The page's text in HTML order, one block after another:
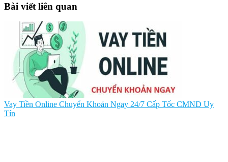
Bài viết liên quan
Vay Tiền Online Chuyển Khoản Ngay 24/7 Cấp Tốc CMND Uy
Tín